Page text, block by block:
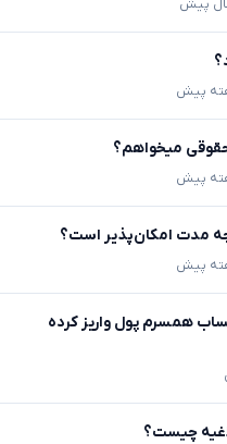
میخواهم؟
چه مدت امکان‌پذیر است؟
همسرم پول واریز کرده
چیست؟